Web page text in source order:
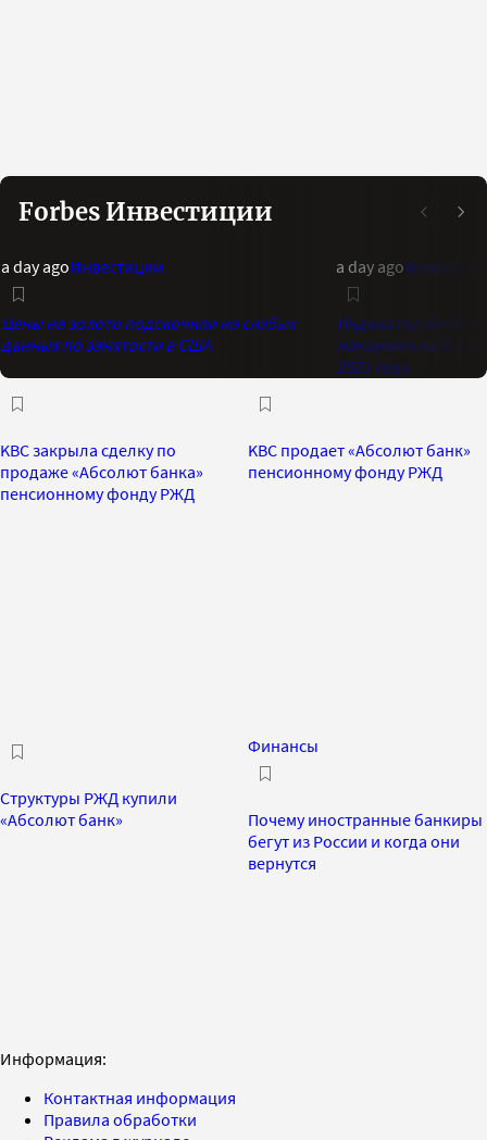
Forbes Инвестиции
a day agoИнвестиции
Цены на золото подскочили на слабых
данных по занятости в США
a day ago
Индикатор Bank of
максимальный
2021 года
KBC закрыла сделку по
продаже «Абсолют банка»
пенсионному фонду РЖД
KBC продает «Абсолют банк»
пенсионному фонду РЖД
Структуры РЖД купили
«Абсолют банк»
Финансы
Почему иностранные банкиры
бегут из России и когда они
вернутся
Информация:
Контактная информация
Правила обработки